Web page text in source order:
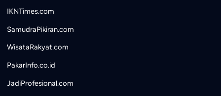
IKNTimes.com
SamudraPikiran.com
WisataRakyat.com
PakarInfo.co.id
JadiProfesional.com